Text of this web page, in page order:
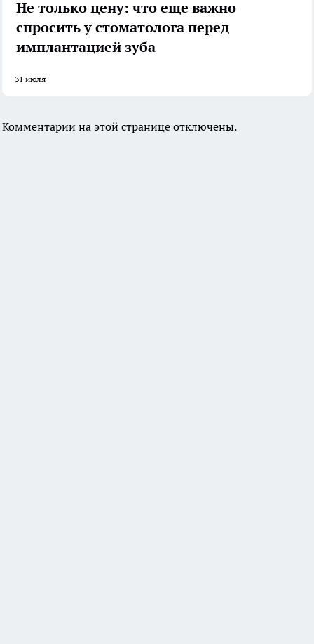
Не только цену: что еще важно
спросить у стоматолога перед
имплантацией зуба
31 июля
Комментарии на этой странице отключены.